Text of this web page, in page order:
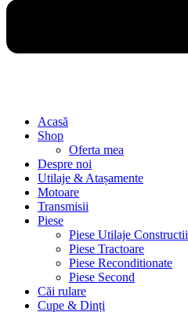
Acasă
Shop
Oferta mea
Despre noi
Utilaje & Atașamente
Motoare
Transmisii
Piese
Piese Utilaje Constructii
Piese Tractoare
Piese Reconditionate
Piese Second
Căi rulare
Cupe & Dinți